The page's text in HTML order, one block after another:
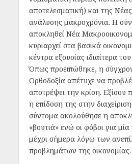
αποτελεσματική) και της
ανάλυσης μακροχρόνια. Η
αποκληθεί Νέα
κυριαρχεί στα βασικά
κέντρα εξουσίας ιδιαίτερα
Όπως προειπώθηκε, η
Ορθοδοξία απέτυχε να
αποτρέψει την κρίση. Εξίσου
η επίδοση της στην
σύντομα ακολούθησε η
«βουτιά» ενώ οι φόβοι για
μέχρι σήμερα λόγω των
προβλημάτων της οικονομίας.